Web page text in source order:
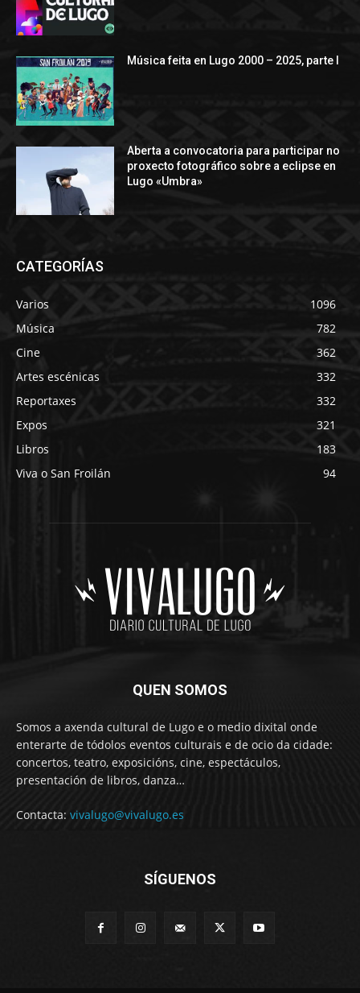
Música feita en Lugo 2000 – 2025, parte I
Aberta a convocatoria para participar no
proxecto fotográfico sobre a eclipse en
Lugo «Umbra»
CATEGORÍAS
Varios
1096
Música
782
Cine
362
Artes escénicas
332
Reportaxes
332
Expos
321
Libros
183
Viva o San Froilán
94
QUEN SOMOS
Somos a axenda cultural de Lugo e o medio dixital onde
enterarte de tódolos eventos culturais e de ocio da cidade:
concertos, teatro, exposicións, cine, espectáculos,
presentación de libros, danza…
Contacta: vivalugo@vivalugo.es
SÍGUENOS